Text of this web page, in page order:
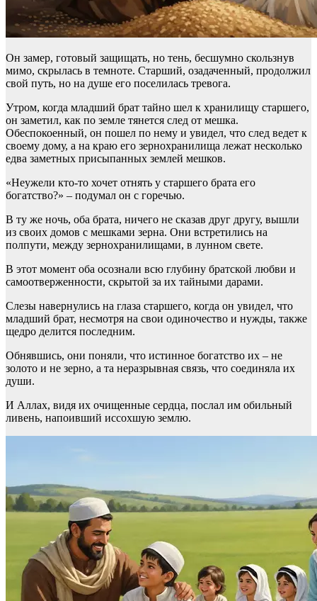
Он замер, готовый защищать, но тень, бесшумно скользнув
мимо, скрылась в темноте. Старший, озадаченный, продолжил
свой путь, но на душе его поселилась тревога.
Утром, когда младший брат тайно шел к хранилищу старшего,
он заметил, как по земле тянется след от мешка.
Обеспокоенный, он пошел по нему и увидел, что след ведет к
своему дому, а на краю его зернохранилища лежат несколько
едва заметных присыпанных землей мешков.
«Неужели кто-то хочет отнять у старшего брата его
богатство?» – подумал он с горечью.
В ту же ночь, оба брата, ничего не сказав друг другу, вышли
из своих домов с мешками зерна. Они встретились на
полпути, между зернохранилищами, в лунном свете.
В этот момент оба осознали всю глубину братской любви и
самоотверженности, скрытой за их тайными дарами.
Слезы навернулись на глаза старшего, когда он увидел, что
младший брат, несмотря на свои одиночество и нужды, также
щедро делится последним.
Обнявшись, они поняли, что истинное богатство их – не
золото и не зерно, а та неразрывная связь, что соединяла их
души.
И Аллах, видя их очищенные сердца, послал им обильный
ливень, напоивший иссохшую землю.